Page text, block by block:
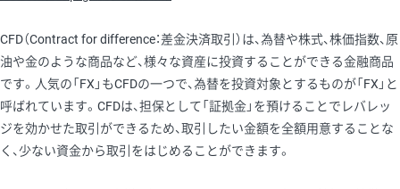
CFD（Contract for difference：差金決済取引）は、為替や株式、株価指数、原
油や金のような商品など、様々な資産に投資することができる金融商品
です。人気の「FX」もCFDの一つで、為替を投資対象とするものが「FX」と
呼ばれています。CFDは、担保として「証拠金」を預けることでレバレッ
ジを効かせた取引ができるため、取引したい金額を全額用意することな
く、少ない資金から取引をはじめることができます。